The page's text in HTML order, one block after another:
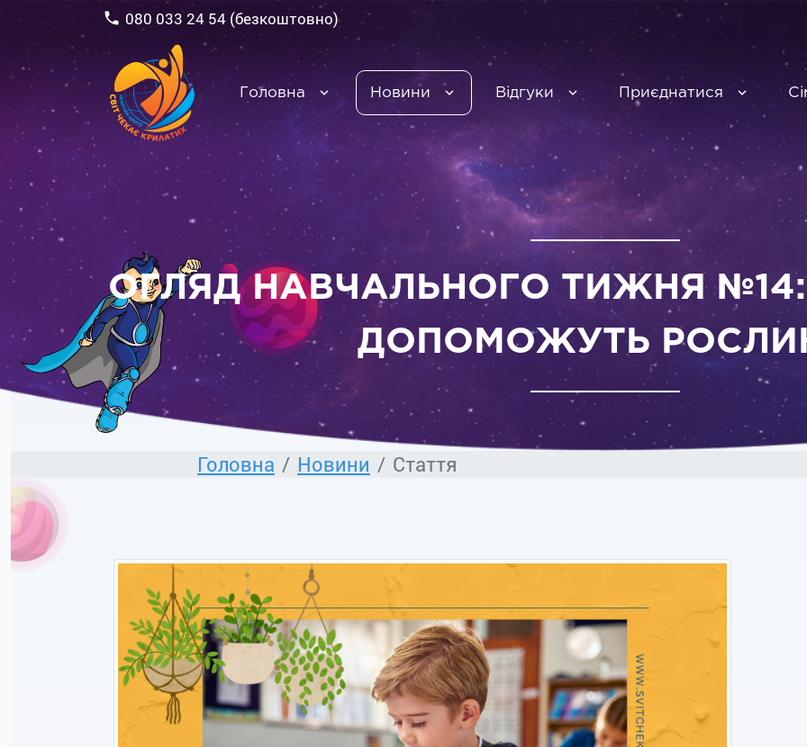
080 033 24 54 (безкоштовно)
Головна Новини Відгуки Приєднатися
ОГЛЯД НАВЧАЛЬНОГО ТИЖНЯ №14:
ДОПОМОЖУТЬ
Головна Новини Стаття